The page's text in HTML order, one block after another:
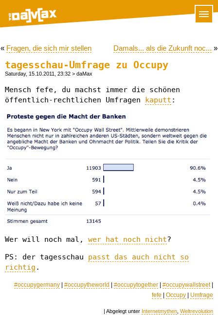
« Fragen, die sich mir stellen Damals... als die Zukunft noc... »
tagesschau-Umfrage zu Occupy
Saturday, 15.10.2011, 23:32 > daMax
Mensch fefe, du machst immer die schönen
öffentlich-rechtlichen Umfragen kaputt :
Wer will noch mal, wer hat noch nicht?
PS: der tagesschau passt das auch nicht so
richtig .
#occupygermany #occupytheworld #occupytogether #occupywallstreet|
fefe
Occupy Umfrage
| Abgelegt unter Internetmythen, Weltrevolution